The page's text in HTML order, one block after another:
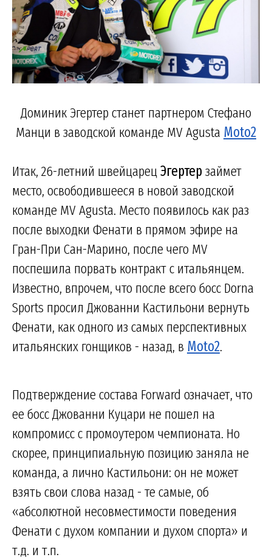
Доминик Эгертер станет партнером Стефано
Манци в заводской команде MV Agusta Moto2
Итак, 26-летний швейцарецЭгертерзаймет
место, освободившееся в новой заводской
команде MV Agusta. Место появилось как раз
после выходки Фенати в прямом эфире на
Гран-При Сан-Марино, после чего MV
поспешила порвать контракт с итальянцем.
Известно, впрочем, что после всего босс Dorna
Sports просил Джованни Кастильони вернуть
Фенати, как одного из самых перспективных
итальянских гонщиков - назад, в Moto2.
Подтверждение состава Forward означает, что
ее босс Джованни Куцари не пошел на
компромисс с промоутером чемпионата. Но
скорее, принципиальную позицию заняла не
команда, а лично Кастильони: он не может
взять свои слова назад - те самые, об
«абсолютной несовместимости поведения
Фенати с духом компании и духом спорта» и
т.д. и т.п.